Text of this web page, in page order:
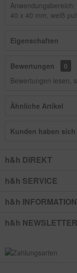
40 x 40 mm, weiß
Eigenschaften
Bewertungen
0
Bewertungen lesen,
Ähnliche Artikel
Kunden haben
h&h DIREKT
h&h SERVICE
h&h
h&h NEWSLETTER